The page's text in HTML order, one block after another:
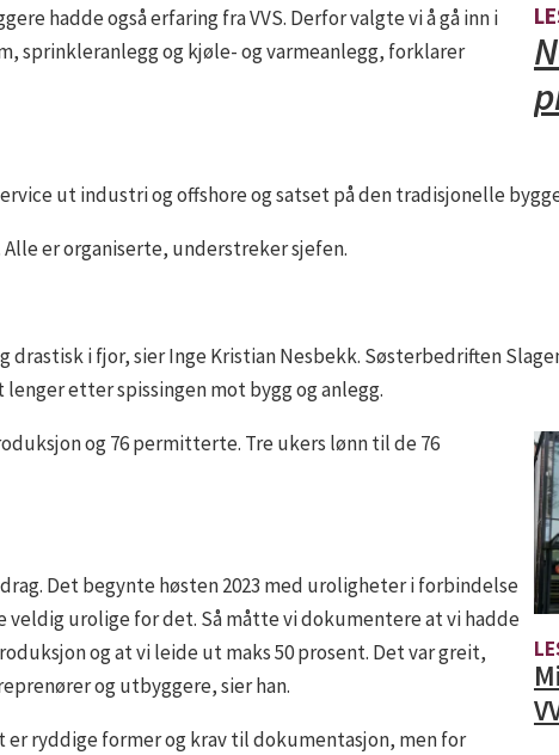
hadde også erfaring fra VVS. Derfor valgte vi å gå inn i
sprinkleranlegg og kjøle- og varmeanlegg, forklarer
ut industri og offshore og satset på den tradisjonelle
er organiserte, understreker sjefen.
drastisk i fjor, sier Inge Kristian Nesbekk. Søsterbedriften
lenger etter spissingen mot bygg og anlegg.
og 76 permitterte. Tre ukers lønn til de 76
Det begynte høsten 2023 med uroligheter i forbindelse
urolige for det. Så måtte vi dokumentere at vi hadde
og at vi leide ut maks 50 prosent. Det var greit,
og utbyggere, sier han.
ryddige former og krav til dokumentasjon, men for